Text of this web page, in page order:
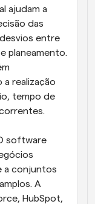
ajudam a
das
entre
planeamento.
a realização
tempo de
software
a conjuntos
A
HubSpot,